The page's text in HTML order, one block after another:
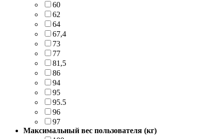
60
62
64
67,4
73
77
81,5
86
94
95
95.5
96
97
Максимальный вес пользователя (кг)